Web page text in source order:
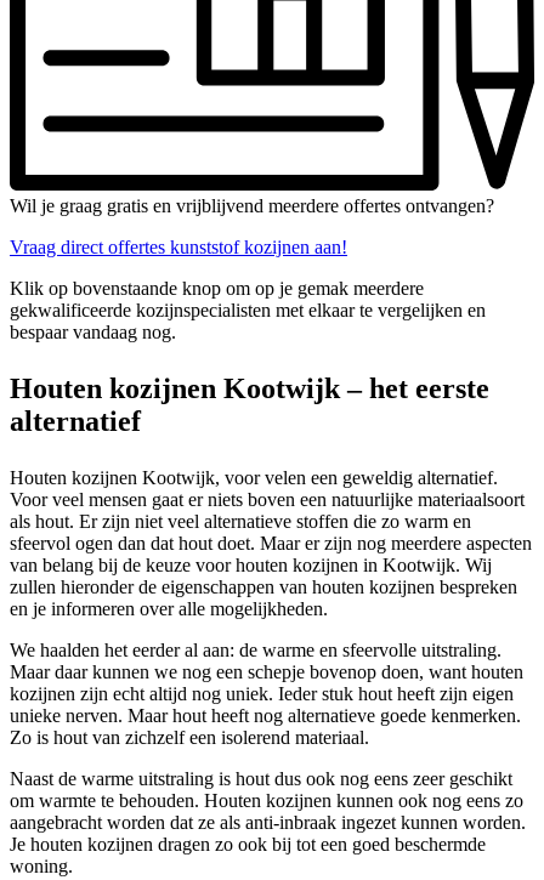
Wil je graag gratis en vrijblijvend meerdere offertes ontvangen?
Vraag direct offertes kunststof kozijnen aan!
Klik op bovenstaande knop om op je gemak meerdere
gekwalificeerde kozijnspecialisten met elkaar te vergelijken en
bespaar vandaag nog.
Houten kozijnen Kootwijk – het eerste
alternatief
Houten kozijnen Kootwijk, voor velen een geweldig alternatief.
Voor veel mensen gaat er niets boven een natuurlijke materiaalsoort
als hout. Er zijn niet veel alternatieve stoffen die zo warm en
sfeervol ogen dan dat hout doet. Maar er zijn nog meerdere aspecten
van belang bij de keuze voor houten kozijnen in Kootwijk. Wij
zullen hieronder de eigenschappen van houten kozijnen bespreken
en je informeren over alle mogelijkheden.
We haalden het eerder al aan: de warme en sfeervolle uitstraling.
Maar daar kunnen we nog een schepje bovenop doen, want houten
kozijnen zijn echt altijd nog uniek. Ieder stuk hout heeft zijn eigen
unieke nerven. Maar hout heeft nog alternatieve goede kenmerken.
Zo is hout van zichzelf een isolerend materiaal.
Naast de warme uitstraling is hout dus ook nog eens zeer geschikt
om warmte te behouden. Houten kozijnen kunnen ook nog eens zo
aangebracht worden dat ze als anti-inbraak ingezet kunnen worden.
Je houten kozijnen dragen zo ook bij tot een goed beschermde
woning.